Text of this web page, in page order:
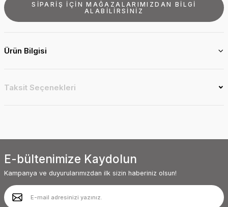
SİPARİŞ İÇİN MAĞAZALARIMIZDAN BİLGİ
ALABİLİRSİNİZ
Ürün Bilgisi
Taksit Seçenekleri
E-bültenimize Kaydolun
Kampanya ve duyurularımızdan ilk sizin haberiniz olsun!